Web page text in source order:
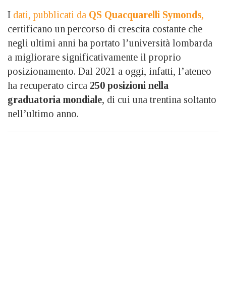
I dati, pubblicati da QS Quacquarelli Symonds,
certificano un percorso di crescita costante che
negli ultimi anni ha portato l’università lombarda
a migliorare significativamente il proprio
posizionamento. Dal 2021 a oggi, infatti, l’ateneo
ha recuperato circa 250 posizioni nella
graduatoria mondiale, di cui una trentina soltanto
nell’ultimo anno.